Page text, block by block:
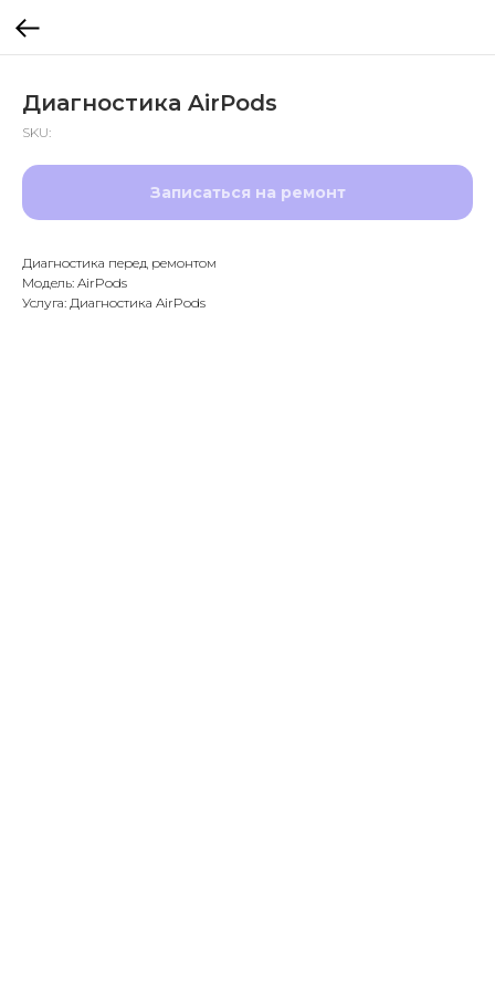
Диагностика AirPods
SKU:
Записаться на ремонт
Диагностика перед ремонтом
Модель: AirPods
Услуга: Диагностика AirPods